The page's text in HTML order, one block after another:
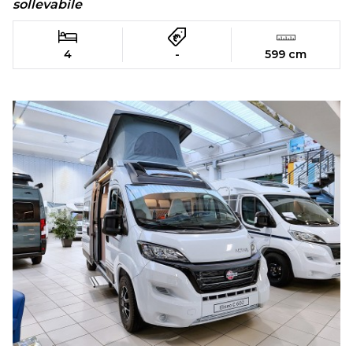
sollevabile
4 - 599 cm